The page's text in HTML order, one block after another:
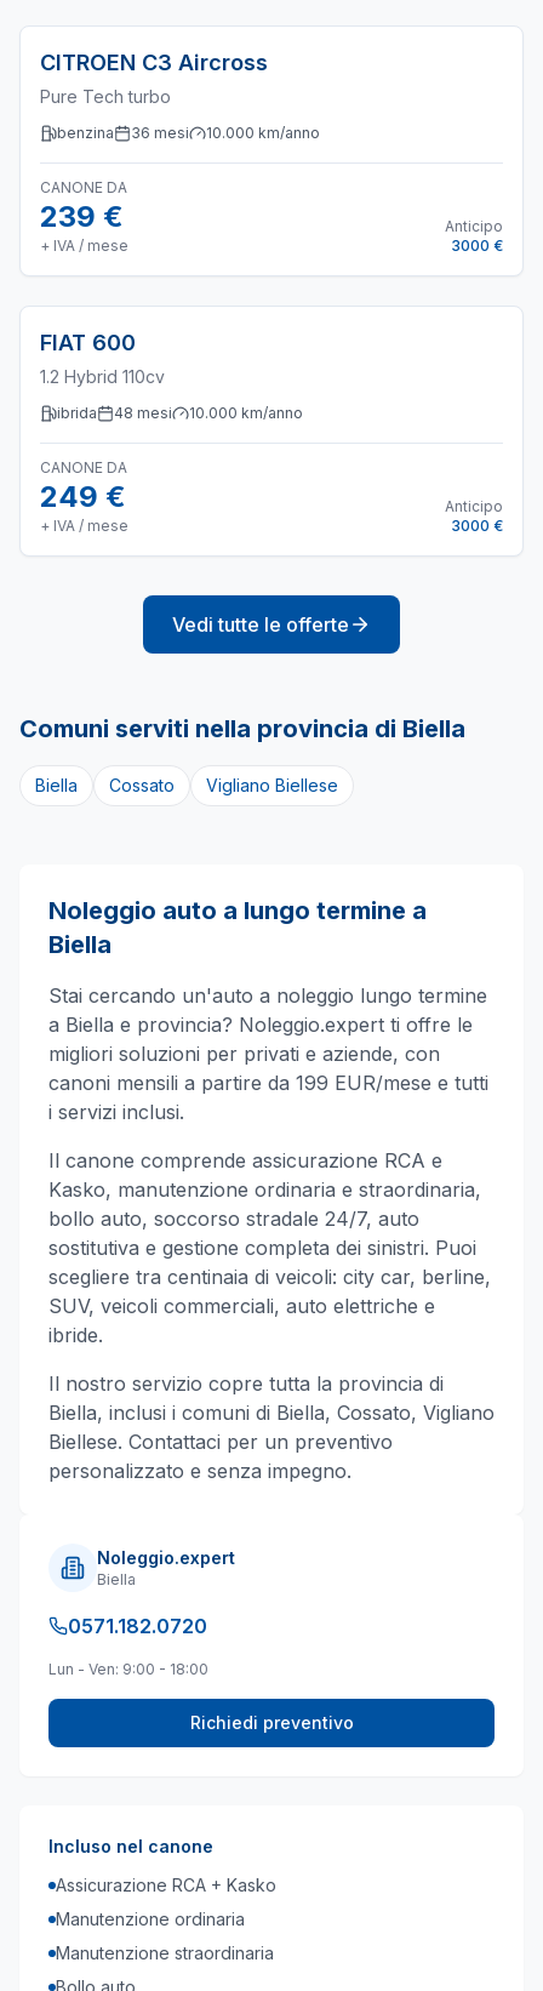
CITROEN C3 Aircross
Pure Tech turbo
benzina 36 mesi 10.000 km/anno
CANONE DA
239 €
+ IVA / mese
Anticipo
3000 €
FIAT 600
1.2 Hybrid 110cv
ibrida 48 mesi 10.000 km/anno
CANONE DA
249 €
+ IVA / mese
Anticipo
3000 €
Vedi tutte le offerte
Comuni serviti nella provincia di Biella
Biella Cossato Vigliano Biellese
Noleggio auto a lungo termine a
Biella
Stai cercando un'auto a noleggio lungo termine
a Biella e provincia? Noleggio.expert ti offre le
migliori soluzioni per privati e aziende, con
canoni mensili a partire da 199 EUR/mese e tutti
i servizi inclusi.
Il canone comprende assicurazione RCA e
Kasko, manutenzione ordinaria e straordinaria,
bollo auto, soccorso stradale 24/7, auto
sostitutiva e gestione completa dei sinistri. Puoi
scegliere tra centinaia di veicoli: city car, berline,
SUV, veicoli commerciali, auto elettriche e
ibride.
Il nostro servizio copre tutta la provincia di
Biella, inclusi i comuni di Biella, Cossato, Vigliano
Biellese. Contattaci per un preventivo
personalizzato e senza impegno.
Noleggio.expert
Biella
0571.182.0720
Lun - Ven: 9:00 - 18:00
Richiedi preventivo
Incluso nel canone
Assicurazione RCA + Kasko
Manutenzione ordinaria
Manutenzione straordinaria
Bollo auto